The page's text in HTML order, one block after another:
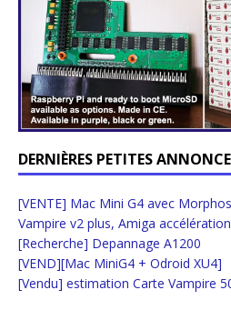
DERNIÈRES PETITES
[VENTE] Mac Mini G4 avec
Vampire v2 plus, Amiga accélération
[Recherche] Depannage A1200
[VEND][Mac MiniG4 + Odroid XU4]
[Vendu] estimation Carte Vampire